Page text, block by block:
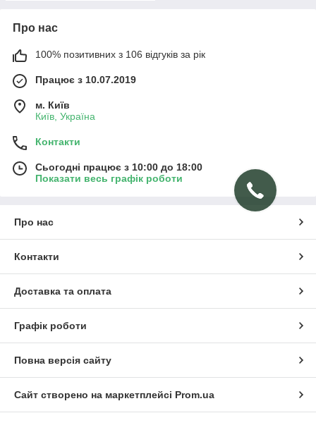
Про нас
100% позитивних з 106 відгуків за рік
Працює з 10.07.2019
м. Київ
Київ, Україна
Контакти
Сьогодні працює з 10:00 до 18:00
Показати весь графік роботи
Про нас
Контакти
Доставка та оплата
Графік роботи
Повна версія сайту
Сайт створено на маркетплейсі Prom.ua